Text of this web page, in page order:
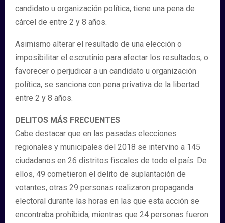
candidato u organización política, tiene una pena de
cárcel de entre 2 y 8 años.
Asimismo alterar el resultado de una elección o
imposibilitar el escrutinio para afectar los resultados, o
favorecer o perjudicar a un candidato u organización
política, se sanciona con pena privativa de la libertad
entre 2 y 8 años.
DELITOS MÁS FRECUENTES
Cabe destacar que en las pasadas elecciones
regionales y municipales del 2018 se intervino a 145
ciudadanos en 26 distritos fiscales de todo el país. De
ellos, 49 cometieron el delito de suplantación de
votantes, otras 29 personas realizaron propaganda
electoral durante las horas en las que esta acción se
encontraba prohibida, mientras que 24 personas fueron